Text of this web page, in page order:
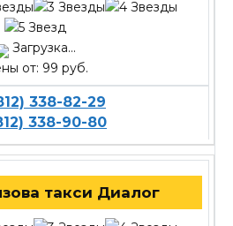
Загрузка...
от: 99 руб.
338-82-29
338-90-80
такси Диалог